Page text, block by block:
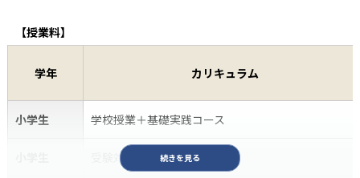
続きを見る
【授業料】
学年 カリキュラム
小学生 学校授業＋基礎実践コース
受験対策コース